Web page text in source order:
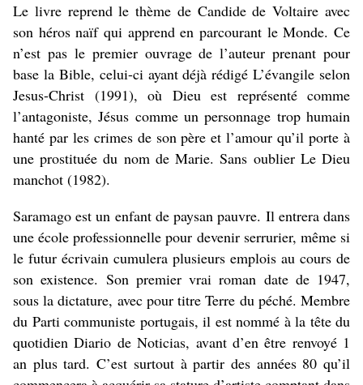
Le livre reprend le thème de Candide de Voltaire avec
son héros naïf qui apprend en parcourant le Monde. Ce
n’est pas le premier ouvrage de l’auteur prenant pour
base la Bible, celui-ci ayant déjà rédigé L’évangile selon
Jesus-Christ (1991), où Dieu est représenté comme
l’antagoniste, Jésus comme un personnage trop humain
hanté par les crimes de son père et l’amour qu’il porte à
une prostituée du nom de Marie. Sans oublier Le Dieu
manchot (1982).
Saramago est un enfant de paysan pauvre. Il entrera dans
une école professionnelle pour devenir serrurier, même si
le futur écrivain cumulera plusieurs emplois au cours de
son existence. Son premier vrai roman date de 1947,
sous la dictature, avec pour titre Terre du péché. Membre
du Parti communiste portugais, il est nommé à la tête du
quotidien Diario de Noticias, avant d’en être renvoyé 1
an plus tard. C’est surtout à partir des années 80 qu’il